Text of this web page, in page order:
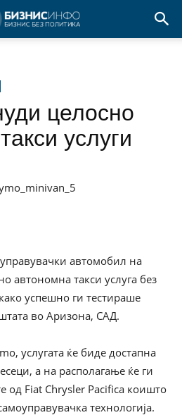
целосно
услуги
автомобил на
автономна такси услуга без
успешно ги тестираше
во Аризона, САД.
услугата ќе биде достапна
а на располагање ќе ги
од Fiat Chrysler Pacifica коишто
технологија.